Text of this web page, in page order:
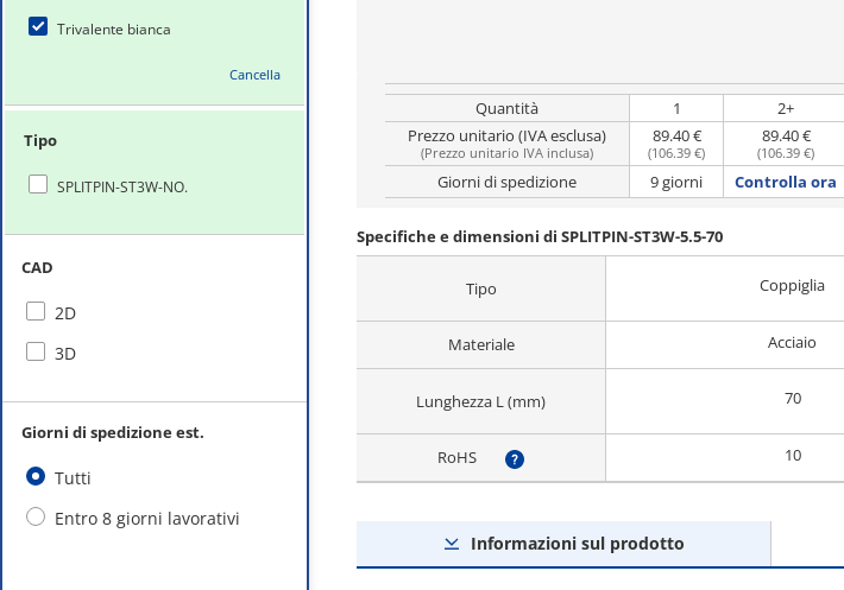
Trivalente bianca
Cancella
Tipo
SPLITPIN-ST3W-NO.
CAD
2D
3D
Giorni di spedizione est.
Tutti
Entro 8 giorni lavorativi
Quantità 1
2+
Prezzo unitario (IVA esclusa)
(Prezzo unitario IVA inclusa)
89.40 €
(106.39 €)
89.40 €
(106.39 €)
Giorni di spedizione 9 giorni Controlla ora
Specifiche e dimensioni di SPLITPIN-ST3W-5.5-70
Tipo Coppiglia
Materiale Acciaio
Lunghezza L (mm) 70
RoHS 10
Informazioni sul prodotto